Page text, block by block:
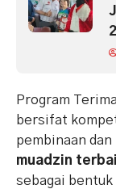
Program
bersifat
pembinaan
muadzin
sebagai bentuk